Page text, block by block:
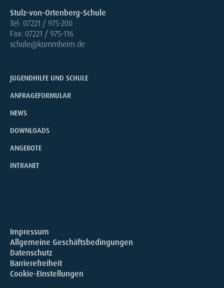
Stulz-von-Ortenberg-Schule
Tel: 07221 / 975-200
Fax: 07221 / 975-116
schule@kommheim.de
JUGENDHILFE UND SCHULE
ANFRAGEFORMULAR
NEWS
DOWNLOADS
ANGEBOTE
INTRANET
Impressum
Allgemeine Geschäftsbedingungen
Datenschutz
Barrierefreiheit
Cookie-Einstellungen